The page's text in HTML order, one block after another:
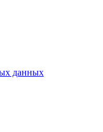
данных